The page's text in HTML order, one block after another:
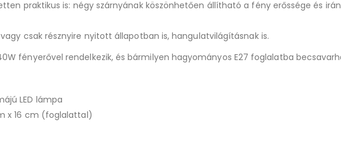
praktikus is: négy szárnyának köszönhetően állítható a fény erőssége és
csak résznyire nyitott állapotban is, hangulatvilágításnak is.
fényerővel rendelkezik, és bármilyen hagyományos E27 foglalatba
LED lámpa
x 16 cm (foglalattal)